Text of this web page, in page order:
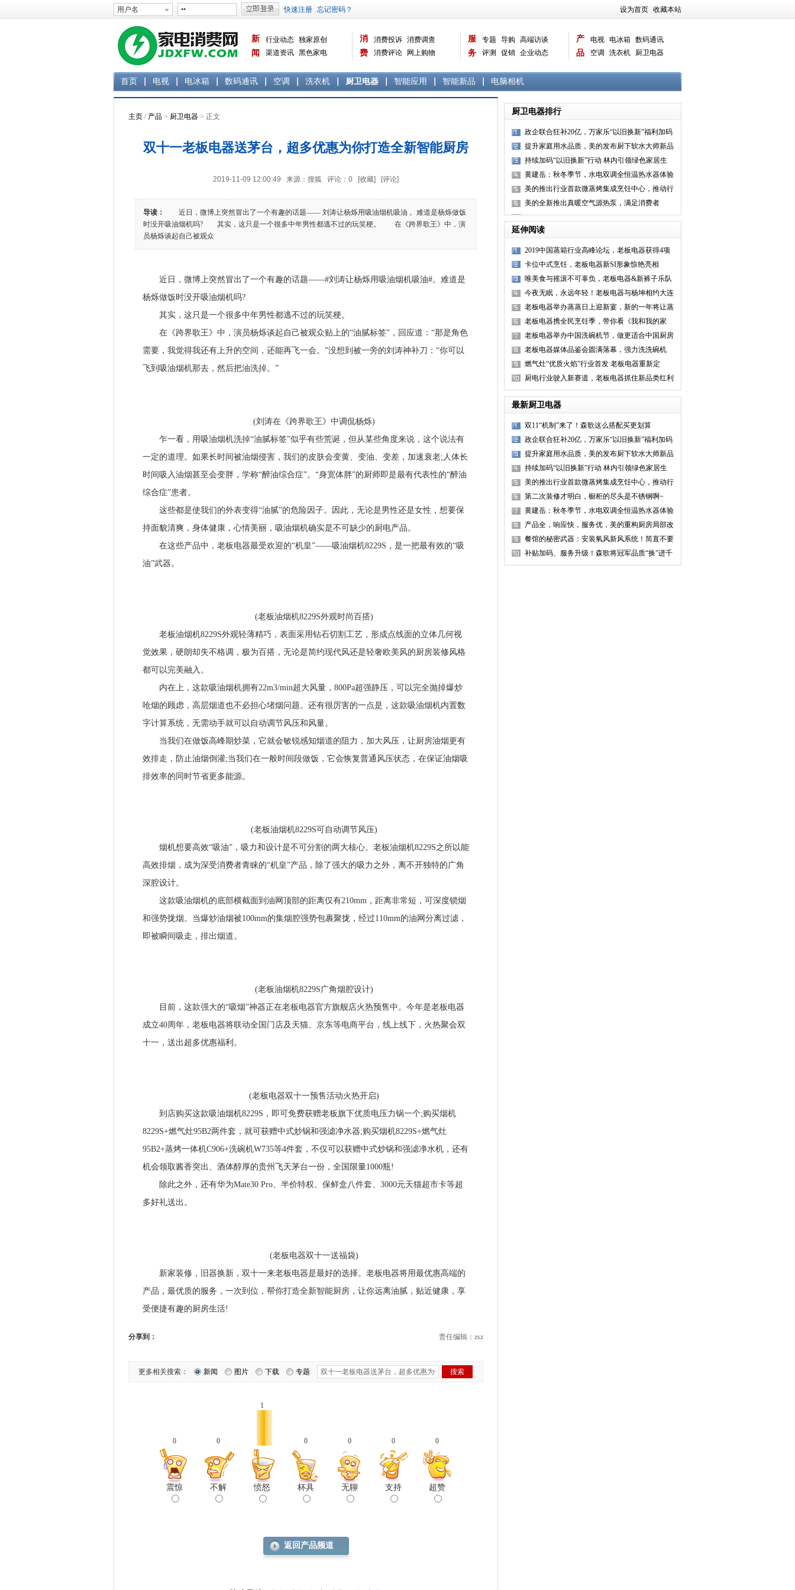
设为首页 收藏本站
新
闻
行业动态 独家原创
渠道资讯 黑色家电
消
费
消费投诉 消费调查
消费评论
网上购物
曝光台 品牌关注
服
务
专题 导购
高端访谈
评测
促销 企业动态
产
品
电视 电冰箱 数码通讯
空调
洗衣机
厨卫电器
首页 电视 电冰箱 数码通讯 空调 洗衣机 厨卫电器 智能应用 智能新品 电脑相机
主页 / 产品 > 厨卫电器 > 正文
双十一老板电器送茅台，超多优惠为你打造全新智能厨房
2019-11-09 12:00:49 来源：搜狐 评论： 0 [收藏] [评论]
导读：
近日，微博上突然冒出了一个有趣的话题—— 刘涛让杨烁用吸油烟机吸油 。难道是杨烁做饭
时没开吸油烟机吗? 其实，这只是一个很多中年男性都逃不过的玩笑梗。 在《跨界歌王》中，演
员杨烁谈起自己被观众
近日，微博上突然冒出了一个有趣的话题——#刘涛让杨烁用吸油烟机吸油#。难道是
杨烁做饭时没开吸油烟机吗?
其实，这只是一个很多中年男性都逃不过的玩笑梗。
在《跨界歌王》中，演员杨烁谈起自己被观众贴上的“油腻标签”，回应道：“那是角色
需要，我觉得我还有上升的空间，还能再飞一会。”没想到被一旁的刘涛神补刀：“你可以
飞到吸油烟机那去，然后把油洗掉。”
(刘涛在《跨界歌王》中调侃杨烁)
乍一看，用吸油烟机洗掉“油腻标签”似乎有些荒诞，但从某些角度来说，这个说法有
一定的道理。如果长时间被油烟侵害，我们的皮肤会变黄、变油、变差，加速衰老;人体长
时间吸入油烟甚至会变胖，学称“醉油综合症”。“身宽体胖”的厨师即是最有代表性的“醉油
综合症”患者。
这些都是使我们的外表变得“油腻”的危险因子。因此，无论是男性还是女性，想要保
持面貌清爽，身体健康，心情美丽，吸油烟机确实是不可缺少的厨电产品。
在这些产品中，老板电器最受欢迎的“机皇”——吸油烟机8229S，是一把最有效的“吸
油”武器。
(老板油烟机8229S外观时尚百搭)
老板油烟机8229S外观轻薄精巧，表面采用钻石切割工艺，形成点线面的立体几何视
觉效果，硬朗却失不格调，极为百搭，无论是简约现代风还是轻奢欧美风的厨房装修风格
都可以完美融入。
内在上，这款吸油烟机拥有22m3/min超大风量，800Pa超强静压，可以完全抛掉爆炒
呛烟的顾虑，高层烟道也不必担心堵烟问题。还有很厉害的一点是，这款吸油烟机内置数
字计算系统，无需动手就可以自动调节风压和风量。
当我们在做饭高峰期炒菜，它就会敏锐感知烟道的阻力，加大风压，让厨房油烟更有
效排走，防止油烟倒灌;当我们在一般时间段做饭，它会恢复普通风压状态，在保证油烟吸
排效率的同时节省更多能源。
(老板油烟机8229S可自动调节风压)
烟机想要高效“吸油”，吸力和设计是不可分割的两大核心。老板油烟机8229S之所以能
高效排烟，成为深受消费者青睐的“机皇”产品，除了强大的吸力之外，离不开独特的广角
深腔设计。
这款吸油烟机的底部横截面到油网顶部的距离仅有210mm，距离非常短，可深度锁烟
和强势拢烟。当爆炒油烟被100mm的集烟腔强势包裹聚拢，经过110mm的油网分离过滤，
即被瞬间吸走，排出烟道。
(老板油烟机8229S广角烟腔设计)
目前，这款强大的“吸烟”神器正在老板电器官方旗舰店火热预售中。今年是老板电器
成立40周年，老板电器将联动全国门店及天猫、京东等电商平台，线上线下，火热聚会双
十一，送出超多优惠福利。
(老板电器双十一预售活动火热开启)
到店购买这款吸油烟机8229S，即可免费获赠老板旗下优质电压力锅一个;购买烟机
8229S+燃气灶95B2两件套，就可获赠中式炒锅和强滤净水器;购买烟机8229S+燃气灶
95B2+蒸烤一体机C906+洗碗机W735等4件套，不仅可以获赠中式炒锅和强滤净水机，还有
机会领取酱香突出、酒体醇厚的贵州飞天茅台一份，全国限量1000瓶!
除此之外，还有华为Mate30 Pro、半价特权、保鲜盒八件套、3000元天猫超市卡等超
多好礼送出。
(老板电器双十一送福袋)
新家装修，旧器换新，双十一来老板电器是最好的选择。老板电器将用最优惠高端的
产品，最优质的服务，一次到位，帮你打造全新智能厨房，让你远离油腻，贴近健康，享
受便捷有趣的厨房生活!
分享到： 责任编辑：zsz
更多相关搜索： 新闻 图片 下载 专题
0
震惊
0
不解
1
愤怒
0
杯具
0
无聊
0
支持
0
超赞
返回产品频道
厨卫电器排行
政企联合狂补20亿，万家乐“以旧换新”福利加码
提升家庭用水品质，美的发布厨下软水大师新品
持续加码“以旧换新”行动 林内引领绿色家居生
活新风尚
黄建岳：秋冬季节，水电双调全恒温热水器体验
会更好
美的推出行业首款微蒸烤集成烹饪中心，推动行
业发展新趋势
美的全新推出真暖空气源热泵，满足消费者
的“绿色供热”需求
延伸阅读
2019中国蒸箱行业高峰论坛，老板电器获得4项
大奖
卡位中式烹饪，老板电器新SI形象惊艳亮相
唯美食与摇滚不可辜负，老板电器&新裤子乐队
点燃深秋激情
今夜无眠，永远年轻！老板电器与杨坤相约大连
演绎“热爱”真
老板电器举办蒸蒸日上迎新宴，新的一年将让蒸
箱进入更多中国
老板电器携全民烹饪季，带你看《我和我的家
乡》
老板电器举办中国洗碗机节，做更适合中国厨房
的洗碗机
老板电器媒体品鉴会圆满落幕，强力洗洗碗机
WB755成最大惊喜
燃气灶“优质火焰”行业首发 老板电器重新定
义“大火力”
厨电行业驶入新赛道，老板电器抓住新品类红利
打造第二增长曲
最新厨卫电器
双11“机制”来了！森歌这么搭配买更划算
政企联合狂补20亿，万家乐“以旧换新”福利加码
提升家庭用水品质，美的发布厨下软水大师新品
持续加码“以旧换新”行动 林内引领绿色家居生
活
美的推出行业首款微蒸烤集成烹饪中心，推动行
业发
第二次装修才明白，橱柜的尽头是不锈钢啊~
黄建岳：秋冬季节，水电双调全恒温热水器体验
会更
产品全，响应快，服务优，美的重构厨房局部改
造新
餐馆的秘密武器：安装氧风新风系统！简直不要
太香
补贴加码、服务升级！森歌将冠军品质“换”进千
万